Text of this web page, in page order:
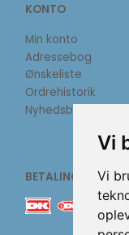
Vi
Vi
KONTO
Min konto
Adressebog
Ønskeliste
Ordrehistorik
Nyhedsbrev